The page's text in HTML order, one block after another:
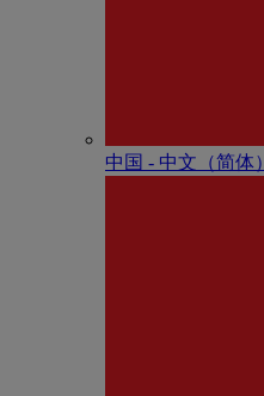
中国 - 中⽂（简体）